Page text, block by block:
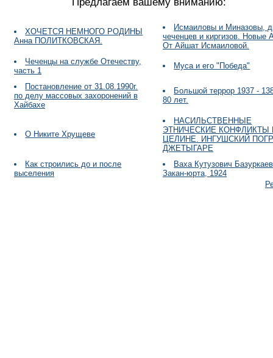
ХОЧЕТСЯ НЕМНОГО РОДИНЫ
Анна ПОЛИТКОВСКАЯ.
Исмаиловы и Миназовы,
чеченцев и киргизов. Новые
От Айшат Исмаиловой.
Чеченцы на службе Отечеству,
часть 1
Муса и его "Победа"
Постановление от 31.08.1990г.
по делу массовых захоронений в
Хайбахе
Большой террор 1937 -
80 лет.
О Никите Хрущеве
НАСИЛЬСТВЕННЫЕ
ЭТНИЧЕСКИЕ КОНФЛИКТЫ
ЦЕЛИНЕ. ИНГУШСКИЙ
ДЖЕТЫГАРЕ
Как строились до и после
выселения
Ваха Кутузович
Закан-юрта, 1924